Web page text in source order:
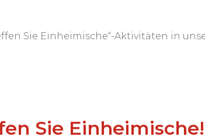
Sie Einheimische“-Aktivitäten in
Sie